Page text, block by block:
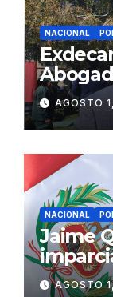
NACIONAL
AGOSTO
NACIONAL
Jaime
AGOSTO